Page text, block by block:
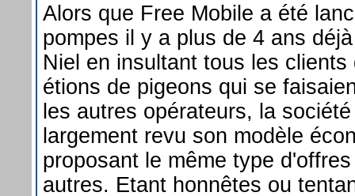
Alors que Free Mobile a été
pompes il y a plus de 4 ans
Niel en insultant tous les clients
étions de pigeons qui se
les autres opérateurs, la
largement revu son modèle
proposant le même type
autres. Etant honnêtes ou